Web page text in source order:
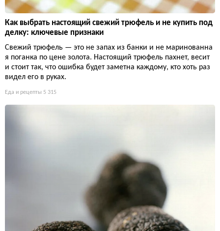
Как выбрать настоящий свежий трюфель и не купить под
делку: ключевые признаки
Свежий трюфель — это не запах из банки и не маринованна
я поганка по цене золота. Настоящий трюфель пахнет, весит
и стоит так, что ошибка будет заметна каждому, кто хоть раз
видел его в руках.
Еда и рецепты 5 315